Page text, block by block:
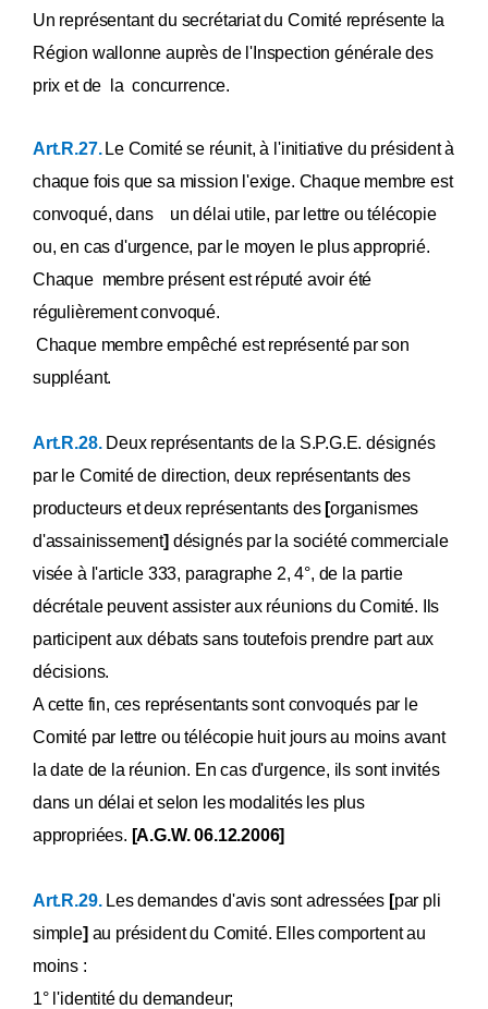
Un représentant du secrétariat du Comité représente la
Région wallonne auprès de l'Inspection générale des
prix et de la concurrence.
Art.R.27. Le Comité se réunit, à l'initiative du président à
chaque fois que sa mission l'exige. Chaque membre est
convoqué, dans un délai utile, par lettre ou télécopie
ou, en cas d'urgence, par le moyen le plus approprié.
Chaque membre présent est réputé avoir été
régulièrement convoqué.
Chaque membre empêché est représenté par son
suppléant.
Art.R.28. Deux représentants de la S.P.G.E. désignés
par le Comité de direction, deux représentants des
producteurs et deux représentants des [organismes
d'assainissement] désignés par la société commerciale
visée à l'article 333, paragraphe 2, 4°, de la partie
décrétale peuvent assister aux réunions du Comité. Ils
participent aux débats sans toutefois prendre part aux
décisions.
A cette fin, ces représentants sont convoqués par le
Comité par lettre ou télécopie huit jours au moins avant
la date de la réunion. En cas d'urgence, ils sont invités
dans un délai et selon les modalités les plus
appropriées. [A.G.W. 06.12.2006]
Art.R.29. Les demandes d'avis sont adressées [par pli
simple] au président du Comité. Elles comportent au
moins :
1° l'identité du demandeur;